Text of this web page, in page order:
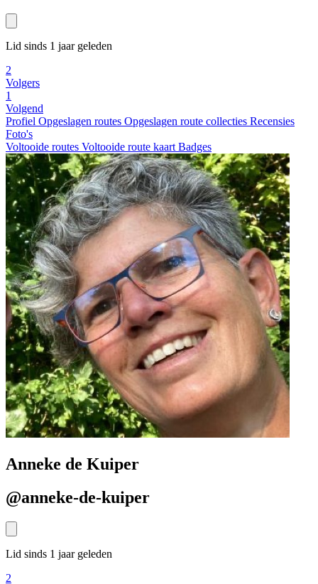
Lid sinds 1 jaar geleden
2
Volgers
1
Volgend
Profiel Opgeslagen routes Opgeslagen route collecties Recensies
Foto's
Voltooide routes Voltooide route kaartBadges
Anneke de Kuiper
@anneke-de-kuiper
Lid sinds 1 jaar geleden
2